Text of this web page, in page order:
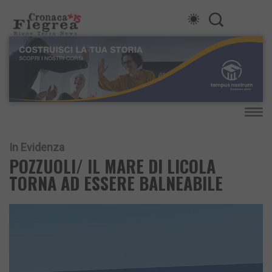
In Evidenza
POZZUOLI/ IL MARE DI LICOLA
TORNA AD ESSERE BALNEABILE